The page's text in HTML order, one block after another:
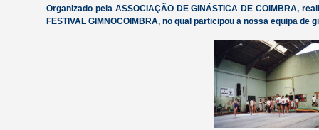
Organizado pela ASSOCIAÇÃO DE GINÁSTICA DE COIMBRA,
FESTIVAL GIMNOCOIMBRA, no qual participou a nossa equipa de